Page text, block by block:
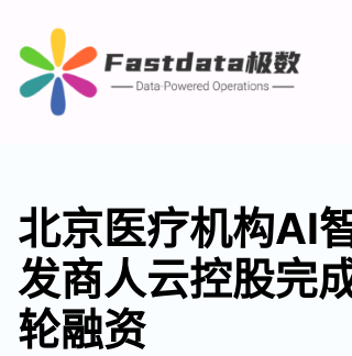
北京医疗机构AI
发商人云控股完
轮融资